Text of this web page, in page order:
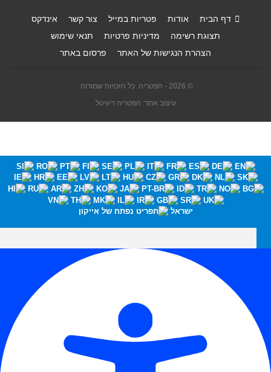
דף הבית אודות פטריות במייל צור קשר
אינדקס
תצוגת רשימה
מדיניות פרטיות
תנאי שימוש
הצהרת הנגישות של האתר
פרסום באתר
© 2026 - הפטריה. כל הזכויות שמורות.
עיצוב אתר: הפטריה דיגיטל
ישראל